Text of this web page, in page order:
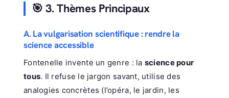
🎯 3. Thèmes Principaux
A. La vulgarisation scientifique : rendre la
science accessible
Fontenelle invente un genre : la science pour
tous. Il refuse le jargon savant, utilise des
analogies concrètes (l’opéra, le jardin, les